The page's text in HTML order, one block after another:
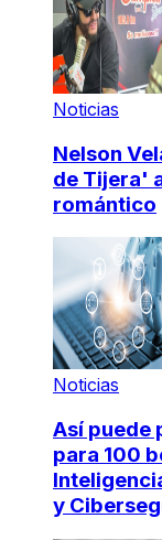
Noticias
Nelson
de Tijera'
romántico
Noticias
Así puede
para 100
y